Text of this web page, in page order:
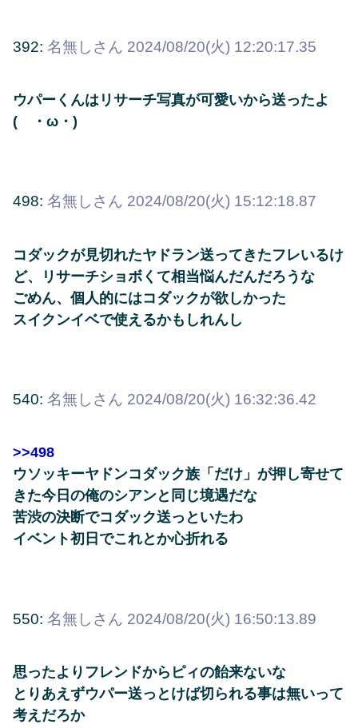
392: 名無しさん 2024/08/20(火) 12:20:17.35
ウパーくんはリサーチ写真が可愛いから送ったよ
( ・ω・)
498: 名無しさん 2024/08/20(火) 15:12:18.87
コダックが見切れたヤドラン送ってきたフレいるけ
ど、リサーチショボくて相当悩んだんだろうな
ごめん、個人的にはコダックが欲しかった
スイクンイベで使えるかもしれんし
540: 名無しさん 2024/08/20(火) 16:32:36.42
>>498
ウソッキーヤドンコダック族「だけ」が押し寄せて
きた今日の俺のシアンと同じ境遇だな
苦渋の決断でコダック送っといたわ
イベント初日でこれとか心折れる
550: 名無しさん 2024/08/20(火) 16:50:13.89
思ったよりフレンドからピィの飴来ないな
とりあえずウパー送っとけば切られる事は無いって
考えだろか